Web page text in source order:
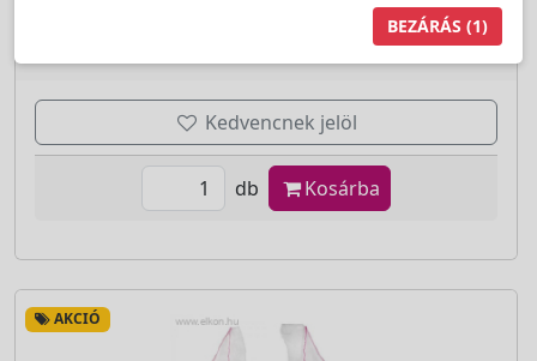
Kedvencnek jelöl
db Kosárba
AKCIÓ